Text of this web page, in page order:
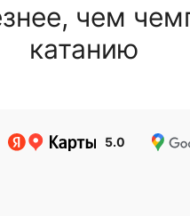
чем
катанию
5.0